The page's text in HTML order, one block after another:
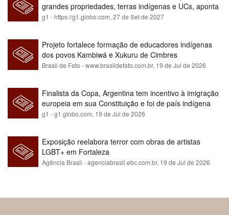
grandes propriedades, terras indígenas e UCs, aponta
relatório
g1 - https://g1.globo.com, 27 de Set de 2027
Projeto fortalece formação de educadores indígenas
dos povos Kambiwá e Xukuru de Cimbres
Brasil de Fato - www.brasildefato.com.br, 19 de Jul de 2026
Finalista da Copa, Argentina tem incentivo à imigração
europeia em sua Constituição e foi de país indígena
para maioria branca
g1 - g1.globo.com, 19 de Jul de 2026
Exposição reelabora terror com obras de artistas
LGBT+ em Fortaleza
Agência Brasil - agenciabrasil.ebc.com.br, 19 de Jul de 2026